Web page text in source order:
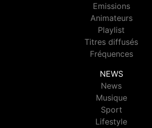
Emissions
Animateurs
Playlist
Titres diffusés
Fréquences
NEWS
News
Musique
Sport
Lifestyle